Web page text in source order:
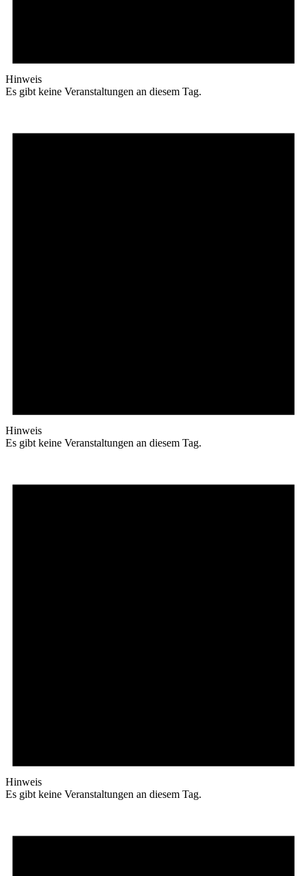
Hinweis
Es gibt keine Veranstaltungen an diesem Tag.
Hinweis
Es gibt keine Veranstaltungen an diesem Tag.
Hinweis
Es gibt keine Veranstaltungen an diesem Tag.